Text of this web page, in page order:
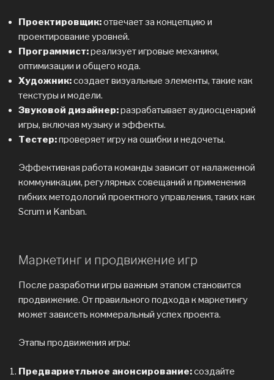
Проектировщик:отвечает за концепцию и
проектирование уровней.
Программист:реализует игровые механики,
оптимизации и общего кода.
Художник:создает визуальные элементы, такие как
текстуры и модели.
Звуковой дизайнер:разрабатывает аудиосценарий
игры, включая музыку и эффекты.
Тестер:проверяет игру на ошибки и недочеты.
Эффективная работа команды зависит от налаженной
коммуникации, регулярных совещаний и применения
гибких методологий проектного управления, таких как
Scrum и Kanban.
Маркетинг и продвижение игр
После разработки игры важным этапом становится
продвижение. От правильного подхода к маркетингу
может зависеть коммеральный успех проекта.
Этапы продвижения игры:
Предвариетльное анонсирование:создайте